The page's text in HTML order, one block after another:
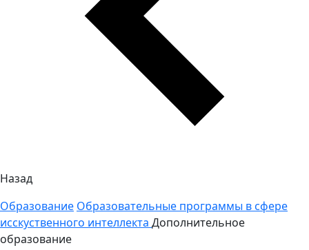
Назад
Образование Образовательные программы в сфере
исскуственного интеллекта Дополнительное
образование